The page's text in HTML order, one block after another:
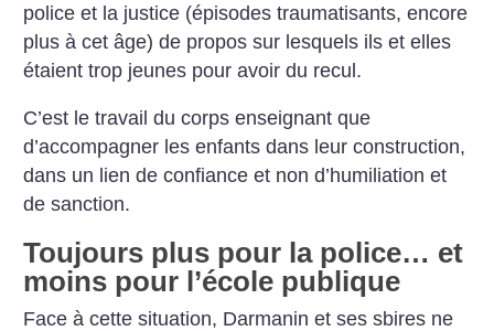
police et la justice (épisodes traumatisants, encore
plus à cet âge) de propos sur lesquels ils et elles
étaient trop jeunes pour avoir du recul.
C’est le travail du corps enseignant que
d’accompagner les enfants dans leur construction,
dans un lien de confiance et non d’humiliation et
de sanction.
Toujours plus pour la police… et
moins pour l’école publique
Face à cette situation, Darmanin et ses sbires ne